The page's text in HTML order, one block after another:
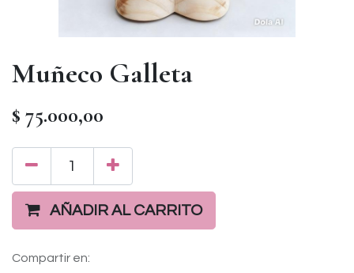
Muñeco Galleta
$ 75.000,00
AÑADIR AL CARRITO
Compartir en: